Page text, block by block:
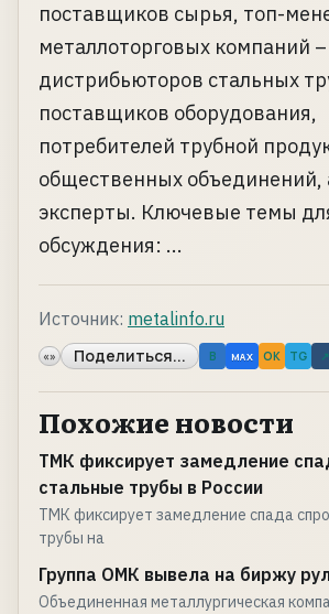
поставщиков сырья, топ-
металлоторговых компаний –
дистрибьюторов стальных
поставщиков оборудования,
потребителей трубной
общественных объединений,
эксперты. Ключевые темы
обсуждения: ...
Источник: metalinfo.ru
«» Поделиться... B MAX OK TG ↗
Похожие новости
ТМК фиксирует замедление
стальные трубы в России
ТМК фиксирует замедление спада
трубы на
Группа ОМК вывела на биржу
Объединенная металлургическая